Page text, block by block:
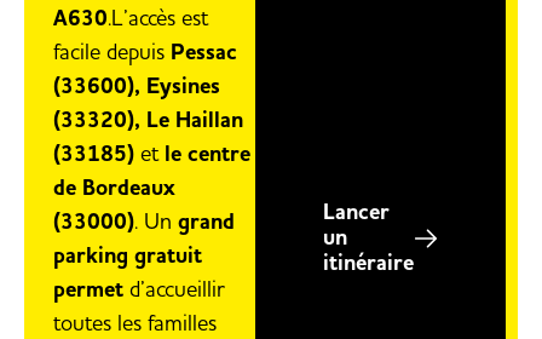
A630.L’accès est
facile depuis Pessac
(33600), Eysines
(33320), Le Haillan
(33185) etle centre
de Bordeaux
(33000). Un grand
parking gratuit
permetd’accueillir
toutes les familles
Lancer
un
itinéraire